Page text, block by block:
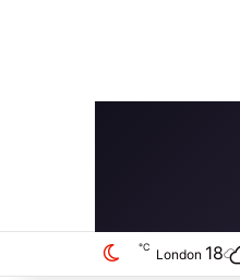
London 18
℃